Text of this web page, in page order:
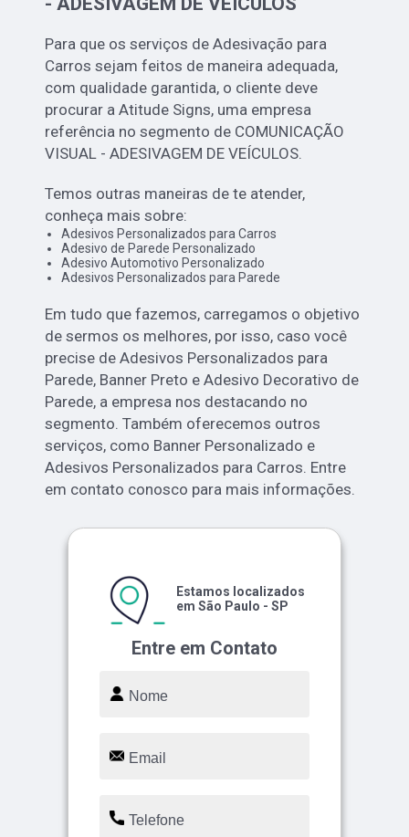
Para que os serviços de Adesivação para
Carros sejam feitos de maneira adequada,
com qualidade garantida, o cliente deve
procurar a Atitude Signs, uma empresa
referência no segmento de COMUNICAÇÃO
VISUAL - ADESIVAGEM DE VEÍCULOS.
Temos outras maneiras de te atender,
conheça mais sobre:
Adesivos Personalizados para Carros
Adesivo de Parede Personalizado
Adesivo Automotivo Personalizado
Adesivos Personalizados para Parede
Em tudo que fazemos, carregamos o objetivo
de sermos os melhores, por isso, caso você
precise de Adesivos Personalizados para
Parede, Banner Preto e Adesivo Decorativo de
Parede, a empresa nos destacando no
segmento. Também oferecemos outros
serviços, como Banner Personalizado e
Adesivos Personalizados para Carros. Entre
em contato conosco para mais informações.
Entre em Contato
Estamos localizados
em São Paulo - SP